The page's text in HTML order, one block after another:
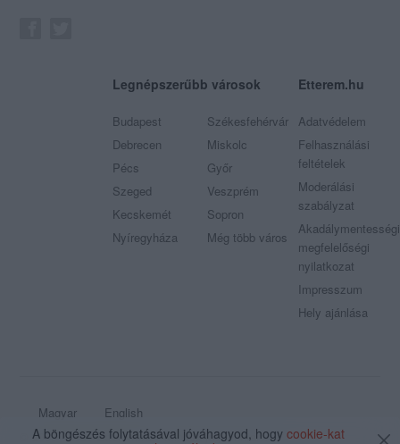
Legnépszerűbb városok
Budapest
Debrecen
Pécs
Szeged
Kecskemét
Nyíregyháza
Székesfehérvár
Miskolc
Győr
Veszprém
Sopron
Még több város
Etterem.hu
Adatvédelem
Felhasználási
feltételek
Moderálási
szabályzat
Akadálymentességi
megfelelőségi
nyilatkozat
Impresszum
Hely ajánlása
Magyar
English
© 2009 - 2026 Etterem.hu - Minden jog fenntartva
A böngészés folytatásával jóváhagyod, hogy cookie-kat